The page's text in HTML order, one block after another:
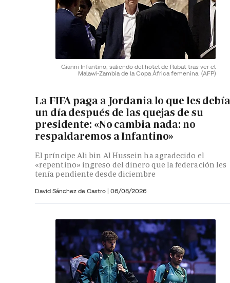
Gianni Infantino, saliendo del hotel de Rabat tras ver el
Malawi-Zambia de la Copa África femenina. (AFP)
La FIFA paga a Jordania lo que les debía
un día después de las quejas de su
presidente: «No cambia nada: no
respaldaremos a Infantino»
El príncipe Ali bin Al Hussein ha agradecido el
«repentino» ingreso del dinero que la federación les
tenía pendiente desde diciembre
David Sánchez de Castro | 06/08/2026